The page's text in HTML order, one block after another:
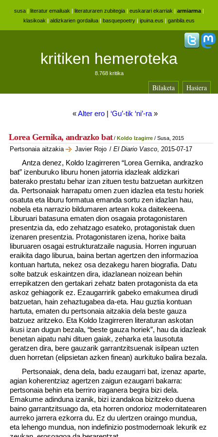
susa | literatur emailuak | literaturaren zubitegia | euskarari ekarriak | armiarma |
klasikoak | aldizkarien gordailua | basquepoetry | ipuina.eus | ganbila.eus
kritiken hemeroteka
8.768 kritika
Bilaketa Hasiera
«Alter ero | ‘Gu’-tik ‘ni’-ra »
Lorea Gernika, andrazko bat/ Koldo Izagirre / Susa, 2015
Pertsonaia aitzakia Javier Rojo / El Diario Vasco, 2015-07-17
Antza denez, Koldo Izagirreren “Lorea Gernika, andrazko
bat” izenburuko liburu honen jatorria idazleak aldizkari
baterako prestatu behar izan zituen testu batzuetan aurkitzen
da. Pertsonaiak harrapatu omen zuen idazlea eta testu horiek
osatuta eta liburu formatua emanda sortu zen idazlan hau,
nobela eta narrazio bildumaren artean koka daitekeena.
Liburuari batasuna ematen dion osagaia protagonistaren
presentzia da, edo zehatzago esateko, protagonistak duen
izenaren presentzia. Protagonistaren izena, horixe baita
liburuaren osagai estrukturatzaile nagusia. Horren inguruan
eraikita dago liburua, baina bertan agertzen den informazioa
kontuan hartuta, nekez osa dezakegu haren biografia. Datu
solte batzuk eskaintzen dira, idazlanean noizean behin
errepikatzen den gertakari zehatz baten protagonista da eta
askoz gehiagorik ez. Ezaugarririk gabeko emakumea dirudi
batzuetan, hain zehaztugabea da-eta. Hau guztia kontuan
hartuta, ematen du pertsonaia aitzakia dela beste gauza
batzuez aritzeko. Eta Koldo Izagirreren literaturan askotan
ikusi izan dugun bezala, “beste gauza horiek”, hau da idazleak
benetan aipatu nahi dituen gaiak, zeharka eta lausotuta
geratzen dira, bere gauzarik garrantzitsuenak isilpean uzten
duen horretan (elipsietan azken finean) aurkituko balira bezala.
Pertsonaiak, dena dela, badu ezaugarri bat, izenaz aparte,
agian koherentziaz agertzen zaigun ezaugarri bakarra:
pertsonaia behin eta berriro iraganera begira bizi dela.
Emakume adinduna izanik, bizi izandakoa bizitzeko duena
baino garrantzitsuago da, eta horren ondorioz modernitatearen
aurreko jarrera ezkorra du. Ez du ulertzen oraingo mundua,
eta lehengo mundua, non indefinizio postmodernoak lekurik ez